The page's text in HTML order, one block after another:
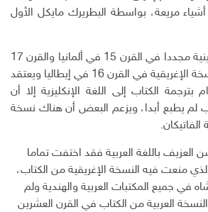
مريعة، بواسطة البطريرك مايكل الأول
كما ظهرت النسخة اللاتينية مجددا في القرن 15 في ألمانيا والقرن 17
في إسبانيا وظهرت النسخة الإغريقية في القرن 16 في إيطاليا ويعتقد
الكتاب إلى اللغة الإنكليزية إلا أن
لم يطبع أبدا، ويزعم البعض أن هناك نسخة
العزيف باللغة العربية فقد اختفت تماما
منعت فيه النسخة الإغريقية من الكتاب،
جميع المكتبات العربية والهندية ولم
العربية من الكتاب في القرن العشرين